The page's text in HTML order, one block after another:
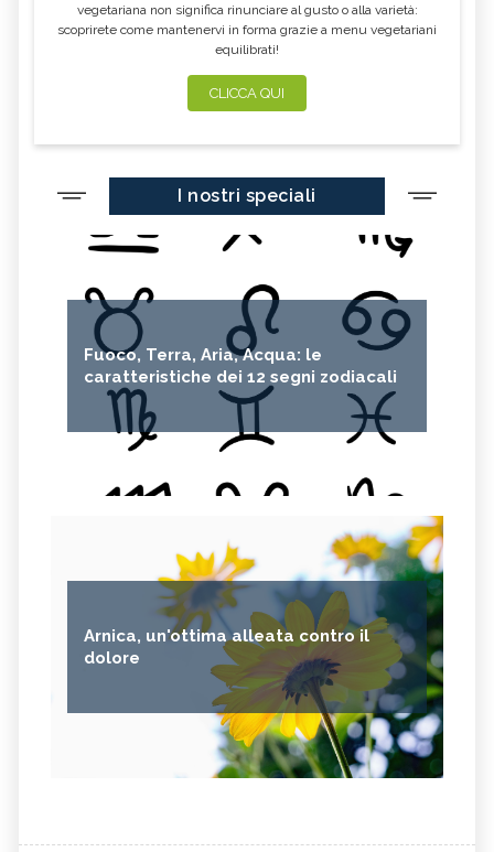
vegetariana non significa rinunciare al gusto o alla varietà:
scoprirete come mantenervi in forma grazie a menu vegetariani
equilibrati!
CLICCA QUI
I nostri speciali
Fuoco, Terra, Aria, Acqua: le
caratteristiche dei 12 segni zodiacali
Arnica, un'ottima alleata contro il
dolore